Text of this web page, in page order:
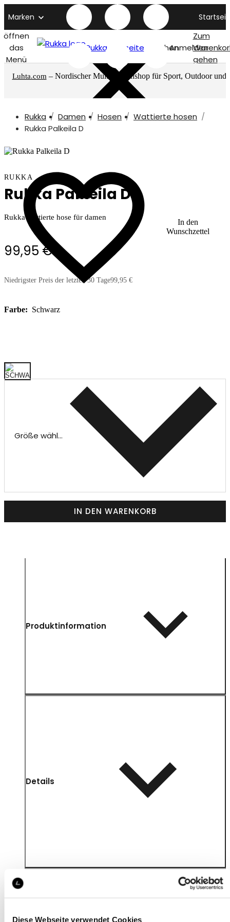
Diese Webseite verwendet Cookies
Marken
öffnen
das
Menü
Rukka titelseite SuchenAnmelden
Zum
gehen
Luhta.com – Nordischer Multimarkenshop für Sport, Outdoor und
Rukka Damen Hosen
Wattierte hosen
Rukka Palkeila D
In den
Wunschzettel
RUKKA
Rukka Palkeila D
Rukka wattierte hose für damen
99,95 €
Niedrigster Preis der letzten 30 Tage99,95 €
Farbe: Schwarz
Größe wählen
IN DEN WARENKORB
Produktinformation
Details